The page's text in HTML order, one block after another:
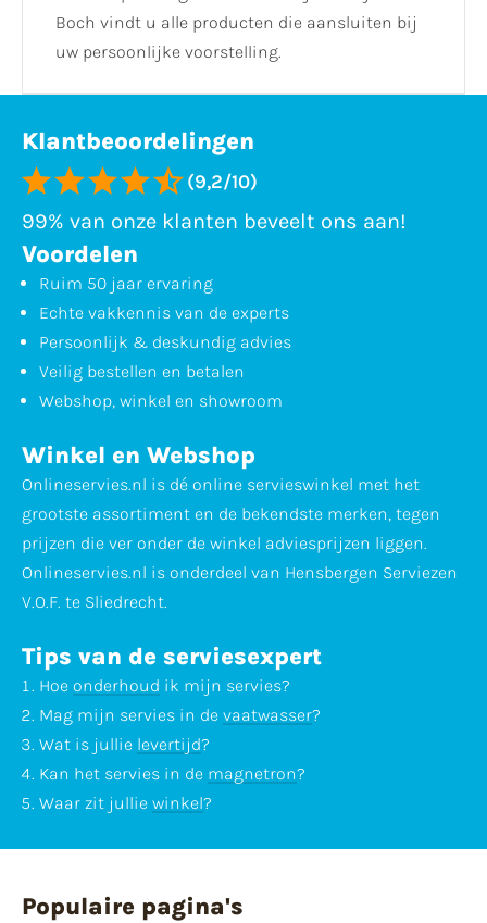
Boch vindt u alle producten die aansluiten bij
uw persoonlijke voorstelling.
Klantbeoordelingen
(9,2/10)
99% van onze klanten beveelt ons aan!
Voordelen
Ruim 50 jaar ervaring
Echte vakkennis van de experts
Persoonlijk & deskundig advies
Veilig bestellen en betalen
Webshop, winkel en showroom
Winkel en Webshop
Onlineservies.nl is dé online servieswinkel met het
grootste assortiment en de bekendste merken, tegen
prijzen die ver onder de winkel adviesprijzen liggen.
Onlineservies.nl is onderdeel van Hensbergen Serviezen
V.O.F. te Sliedrecht.
Tips van de serviesexpert
Hoe onderhoud ik mijn servies?
Mag mijn servies in de vaatwasser?
Wat is jullie levertijd?
Kan het servies in de magnetron?
Waar zit jullie winkel?
Populaire pagina's